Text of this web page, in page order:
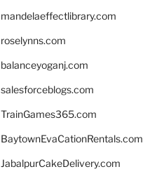
mandelaeffectlibrary.com
roselynns.com
balanceyoganj.com
salesforceblogs.com
TrainGames365.com
BaytownEvaCationRentals.com
JabalpurCakeDelivery.com